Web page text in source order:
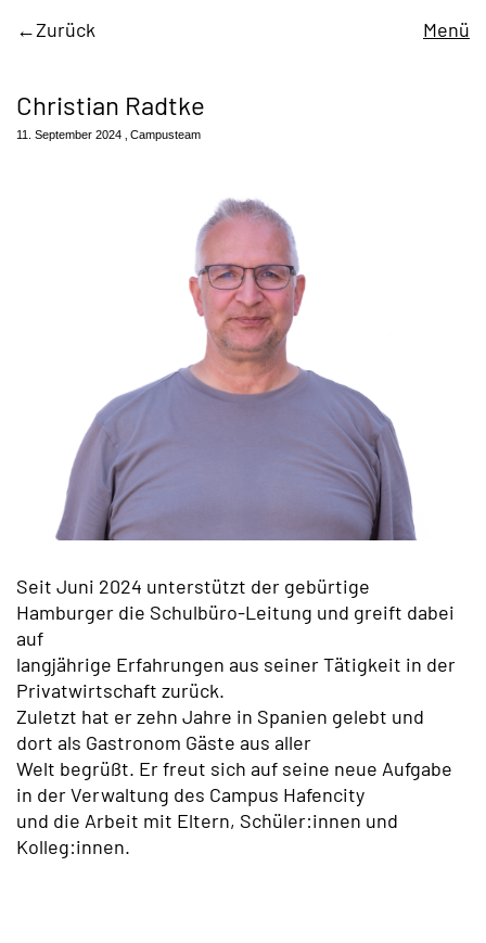
Zurück Menü
Christian Radtke
11. September 2024 Campusteam
Seit Juni 2024 unterstützt der gebürtige
Hamburger die Schulbüro-Leitung und greift dabei
auf
langjährige Erfahrungen aus seiner Tätigkeit in der
Privatwirtschaft zurück.
Zuletzt hat er zehn Jahre in Spanien gelebt und
dort als Gastronom Gäste aus aller
Welt begrüßt. Er freut sich auf seine neue Aufgabe
in der Verwaltung des Campus Hafencity
und die Arbeit mit Eltern, Schüler:innen und
Kolleg:innen.